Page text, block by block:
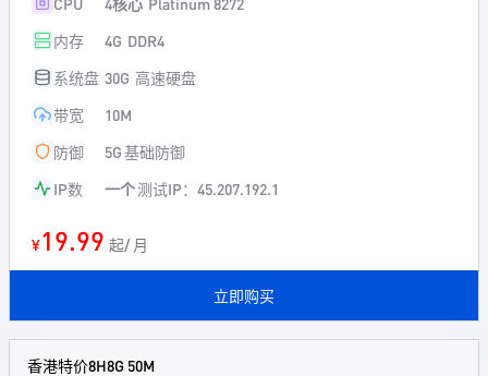
内存
4G DDR4
系统盘 30G 高速硬盘
带宽
10M
防御
5G基础防御
IP数
一个测试IP：45.207.192.1
¥19.99 起/ 月
立即购买
香港特价8H8G 50M